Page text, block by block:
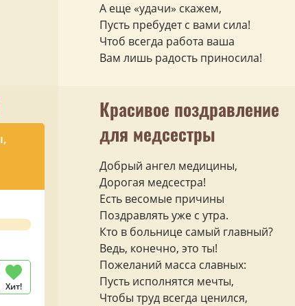
А еще «удачи» скажем,
Пусть пребудет с вами сила!
Чтоб всегда работа ваша
Вам лишь радость приносила!
Хит!
Красивое поздравление
для медсестры
Добрый ангел медицины,
Дорогая медсестра!
Есть весомые причины
Поздравлять уже с утра.
Кто в больнице самый главный?
Ведь, конечно, это ты!
Пожеланий масса славных:
Пусть исполнятся мечты,
Чтобы труд всегда ценился,